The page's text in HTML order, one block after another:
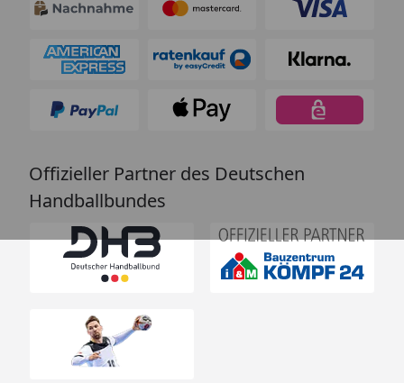
Offizieller Partner des Deutschen
Handballbundes